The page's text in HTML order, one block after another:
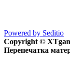
Powered by Seditio
Copyright ©
Перепечатка